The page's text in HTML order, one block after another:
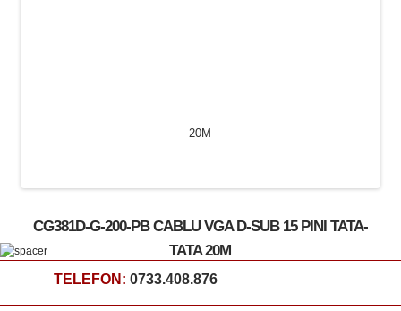
CG381D-G-200-PB CABLU VGA D-SUB 15 PINI TATA-
TATA 20M
TELEFON: 0733.408.876